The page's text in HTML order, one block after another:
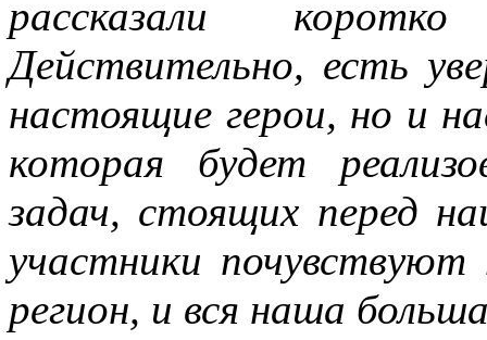
рассказали
Действительно, есть
настоящие герои, но и
которая будет
задач, стоящих перед
участники
регион, и вся наша